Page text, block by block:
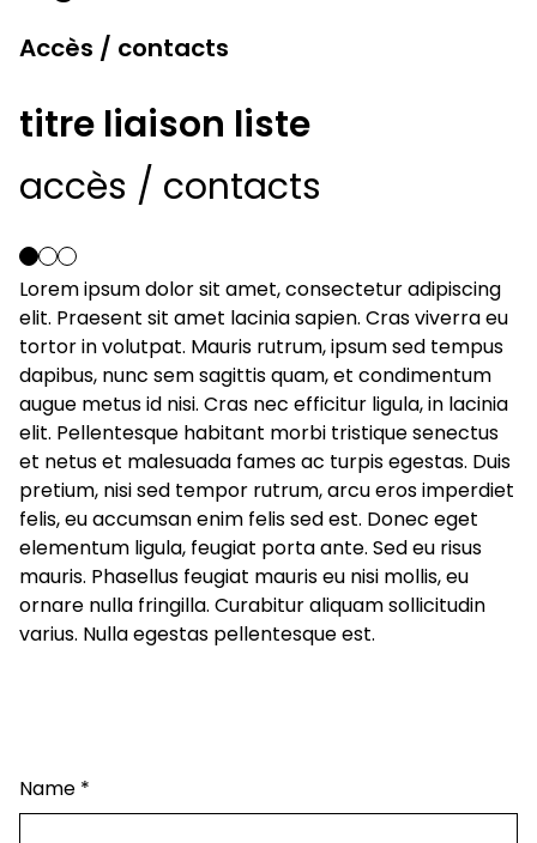
Accès / contacts
titre liaison liste
accès / contacts
Lorem ipsum dolor sit amet, consectetur adipiscing
elit. Praesent sit amet lacinia sapien. Cras viverra eu
tortor in volutpat. Mauris rutrum, ipsum sed tempus
dapibus, nunc sem sagittis quam, et condimentum
augue metus id nisi. Cras nec efficitur ligula, in lacinia
elit. Pellentesque habitant morbi tristique senectus
et netus et malesuada fames ac turpis egestas. Duis
pretium, nisi sed tempor rutrum, arcu eros imperdiet
felis, eu accumsan enim felis sed est. Donec eget
elementum ligula, feugiat porta ante. Sed eu risus
mauris. Phasellus feugiat mauris eu nisi mollis, eu
ornare nulla fringilla. Curabitur aliquam sollicitudin
varius. Nulla egestas pellentesque est.
Name *